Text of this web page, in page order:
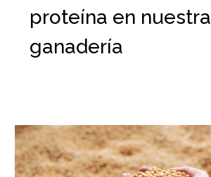
proteína en nuestra
ganadería